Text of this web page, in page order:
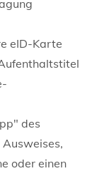
eID-Karte
des
Ausweises,
oder einen